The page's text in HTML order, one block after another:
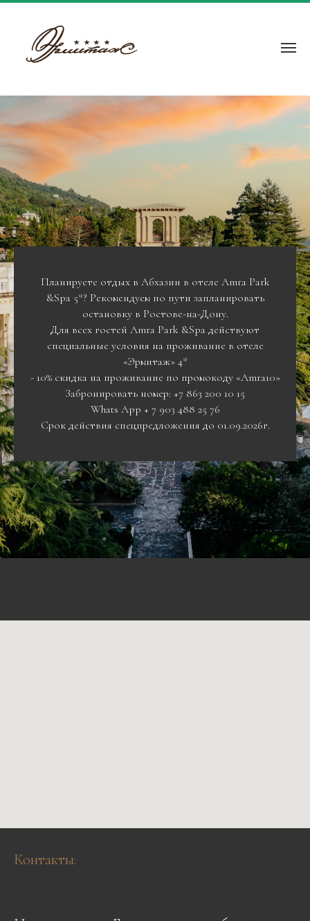
Планируете отдых в Абхазии в отеле Amra Park
&Spa 5*? Рекомендуем по пути запланировать
остановку в Ростове-на-Дону.
Для всех гостей Amra Park &Spa действуют
специальные условия на проживание в отеле
«Эрмитаж» 4*
- 10% скидка на проживание по промокоду «Amra10»
Забронировать номер: +7 863 200 10 15
Whats App + 7 903 488 25 76
Срок действия спецпредложения до 01.09.2026г.
Контакты: